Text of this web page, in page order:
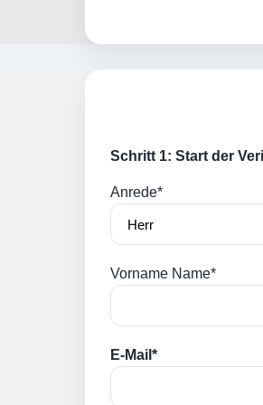
Schritt 1: Start der
Anrede*
Vorname Name*
E-Mail*